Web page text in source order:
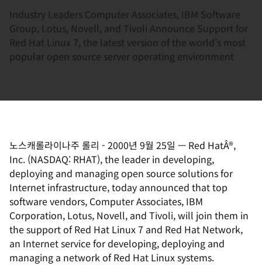
Industry Leaders Computer Associates, IBM Software
Group, Lotus, Novell, and Tivoli Announce Support for
Red Hat Linux 7, the latest version of the world's most
popular open source server operating environment
노스캐롤라이나주 롤리 - 2000년 9월 25일 — Red HatÂ®,
Inc. (NASDAQ: RHAT), the leader in developing,
deploying and managing open source solutions for
Internet infrastructure, today announced that top
software vendors, Computer Associates, IBM
Corporation, Lotus, Novell, and Tivoli, will join them in
the support of Red Hat Linux 7 and Red Hat Network,
an Internet service for developing, deploying and
managing a network of Red Hat Linux systems.